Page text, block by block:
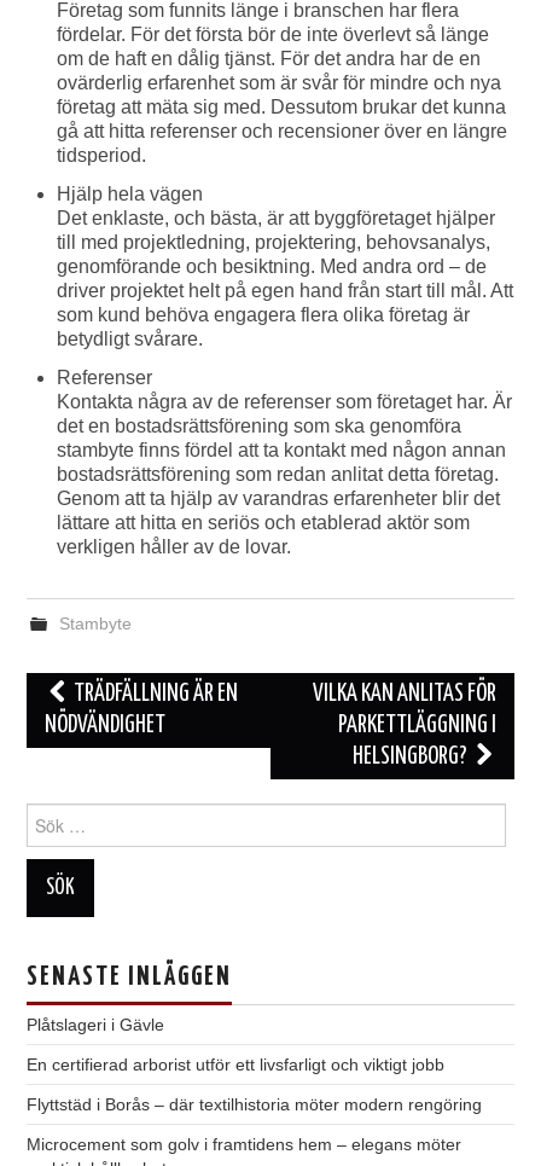
Företag som funnits länge i branschen har flera
fördelar. För det första bör de inte överlevt så länge
om de haft en dålig tjänst. För det andra har de en
ovärderlig erfarenhet som är svår för mindre och nya
företag att mäta sig med. Dessutom brukar det kunna
gå att hitta referenser och recensioner över en längre
tidsperiod.
Hjälp hela vägen
Det enklaste, och bästa, är att byggföretaget hjälper
till med projektledning, projektering, behovsanalys,
genomförande och besiktning. Med andra ord – de
driver projektet helt på egen hand från start till mål. Att
som kund behöva engagera flera olika företag är
betydligt svårare.
Referenser
Kontakta några av de referenser som företaget har. Är
det en bostadsrättsförening som ska genomföra
stambyte finns fördel att ta kontakt med någon annan
bostadsrättsförening som redan anlitat detta företag.
Genom att ta hjälp av varandras erfarenheter blir det
lättare att hitta en seriös och etablerad aktör som
verkligen håller av de lovar.
Stambyte
Inläggsnavigering
TRÄDFÄLLNING ÄR EN
NÖDVÄNDIGHET
VILKA KAN ANLITAS FÖR
PARKETTLÄGGNING I
HELSINGBORG?
efter:
SENASTE INLÄGGEN
Plåtslageri i Gävle
En certifierad arborist utför ett livsfarligt och viktigt jobb
Flyttstäd i Borås – där textilhistoria möter modern rengöring
Microcement som golv i framtidens hem – elegans möter